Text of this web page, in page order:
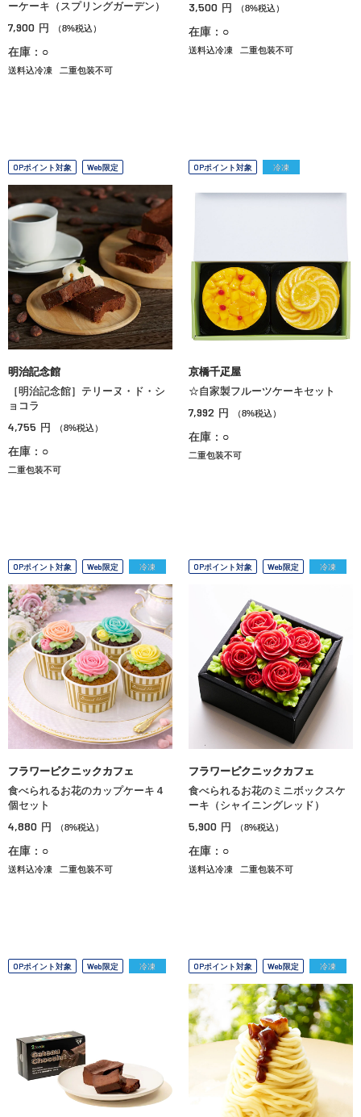
ーケーキ（スプリングガーデン）
7,900 円 （8%税込）
在庫：○
送料込冷凍 二重包装不可
3,500 円 （8%税込）
在庫：○
送料込冷凍 二重包装不可
OPポイント対象 Web限定
明治記念館
［明治記念館］テリーヌ・ド・シ
ョコラ
4,755 円 （8%税込）
在庫：○
二重包装不可
OPポイント対象 冷凍
京橋千疋屋
☆自家製フルーツケーキセット
7,992 円 （8%税込）
在庫：○
二重包装不可
OPポイント対象 Web限定 冷凍
フラワーピクニックカフェ
食べられるお花のカップケーキ４
個セット
4,880 円 （8%税込）
在庫：○
送料込冷凍 二重包装不可
OPポイント対象 Web限定 冷凍
フラワーピクニックカフェ
食べられるお花のミニボックスケ
ーキ（シャイニングレッド）
5,900 円 （8%税込）
在庫：○
送料込冷凍 二重包装不可
OPポイント対象 Web限定 冷凍 OPポイント対象 Web限定 冷凍